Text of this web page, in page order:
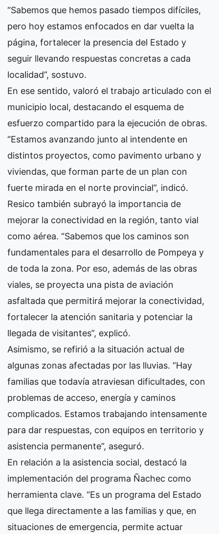
“Sabemos que hemos pasado tiempos difíciles,
pero hoy estamos enfocados en dar vuelta la
página, fortalecer la presencia del Estado y
seguir llevando respuestas concretas a cada
localidad”, sostuvo.
En ese sentido, valoró el trabajo articulado con el
municipio local, destacando el esquema de
esfuerzo compartido para la ejecución de obras.
“Estamos avanzando junto al intendente en
distintos proyectos, como pavimento urbano y
viviendas, que forman parte de un plan con
fuerte mirada en el norte provincial”, indicó.
Resico también subrayó la importancia de
mejorar la conectividad en la región, tanto vial
como aérea. “Sabemos que los caminos son
fundamentales para el desarrollo de Pompeya y
de toda la zona. Por eso, además de las obras
viales, se proyecta una pista de aviación
asfaltada que permitirá mejorar la conectividad,
fortalecer la atención sanitaria y potenciar la
llegada de visitantes”, explicó.
Asimismo, se refirió a la situación actual de
algunas zonas afectadas por las lluvias. “Hay
familias que todavía atraviesan dificultades, con
problemas de acceso, energía y caminos
complicados. Estamos trabajando intensamente
para dar respuestas, con equipos en territorio y
asistencia permanente”, aseguró.
En relación a la asistencia social, destacó la
implementación del programa Ñachec como
herramienta clave. “Es un programa del Estado
que llega directamente a las familias y que, en
situaciones de emergencia, permite actuar